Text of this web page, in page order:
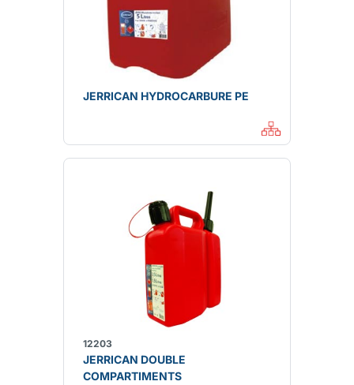
JERRICAN HYDROCARBURE PE
12203
JERRICAN DOUBLE
COMPARTIMENTS